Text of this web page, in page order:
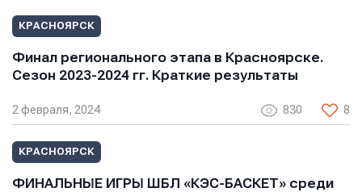
КРАСНОЯРСК
Финал регионального этапа в Красноярске.
Сезон 2023-2024 гг. Краткие результаты
2 февраля, 2024 830 8
КРАСНОЯРСК
ФИНАЛЬНЫЕ ИГРЫ ШБЛ «КЭС-БАСКЕТ» среди